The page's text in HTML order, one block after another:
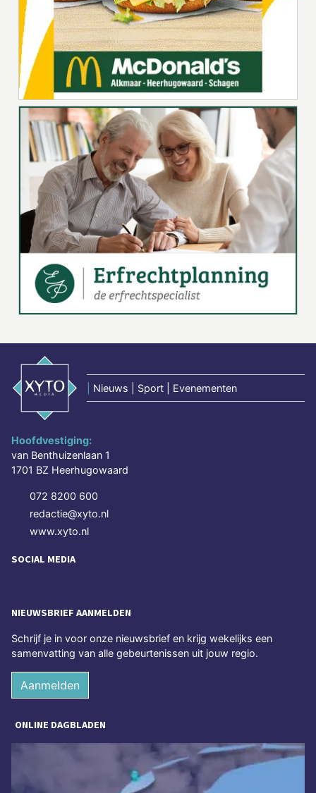
Nieuws | Sport | Evenementen
Hoofdvestiging:
van Benthuizenlaan 1
1701 BZ Heerhugowaard
072 8200 600
redactie@xyto.nl
www.xyto.nl
SOCIAL MEDIA
NIEUWSBRIEF AANMELDEN
Schrijf je in voor onze nieuwsbrief en krijg wekelijks een
samenvatting van alle gebeurtenissen uit jouw regio.
Aanmelden
ONLINE DAGBLADEN